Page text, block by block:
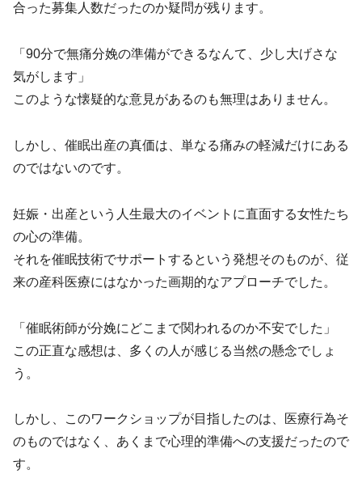
合った募集人数だったのか疑問が残ります。
「90分で無痛分娩の準備ができるなんて、少し大げさな
気がします」
このような懐疑的な意見があるのも無理はありません。
しかし、催眠出産の真価は、単なる痛みの軽減だけにある
のではないのです。
妊娠・出産という人生最大のイベントに直面する女性たち
の心の準備。
それを催眠技術でサポートするという発想そのものが、従
来の産科医療にはなかった画期的なアプローチでした。
「催眠術師が分娩にどこまで関われるのか不安でした」
この正直な感想は、多くの人が感じる当然の懸念でしょ
う。
しかし、このワークショップが目指したのは、医療行為そ
のものではなく、あくまで心理的準備への支援だったので
す。